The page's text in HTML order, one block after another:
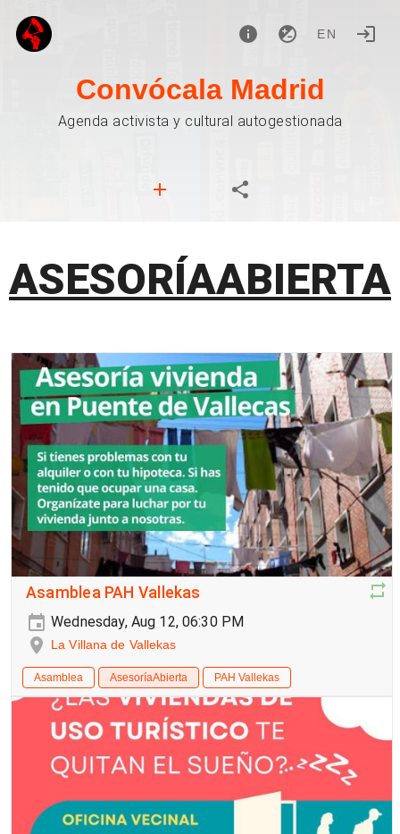
EN
Convócala Madrid
Agenda activista y cultural autogestionada
ASESORÍAABIERTA
Asamblea PAH Vallekas
Wednesday, Aug 12, 06:30 PM
La Villana de Vallekas
Asamblea AsesoríaAbierta PAH Vallekas